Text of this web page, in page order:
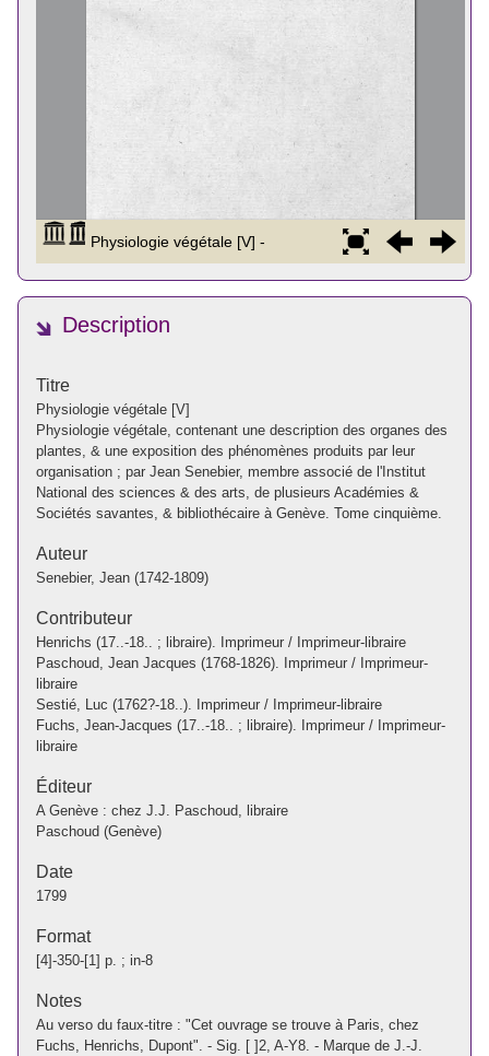
Description
Titre
Physiologie végétale [V]
Physiologie végétale, contenant une description des organes des
plantes, & une exposition des phénomènes produits par leur
organisation ; par Jean Senebier, membre associé de l'Institut
National des sciences & des arts, de plusieurs Académies &
Sociétés savantes, & bibliothécaire à Genève. Tome cinquième.
Auteur
Senebier, Jean (1742-1809)
Contributeur
Henrichs (17..-18.. ; libraire). Imprimeur / Imprimeur-libraire
Paschoud, Jean Jacques (1768-1826). Imprimeur / Imprimeur-
libraire
Sestié, Luc (1762?-18..). Imprimeur / Imprimeur-libraire
Fuchs, Jean-Jacques (17..-18.. ; libraire). Imprimeur / Imprimeur-
libraire
Éditeur
A Genève : chez J.J. Paschoud, libraire
Paschoud (Genève)
Date
1799
Format
[4]-350-[1] p. ; in-8
Notes
Au verso du faux-titre : "Cet ouvrage se trouve à Paris, chez
Fuchs, Henrichs, Dupont". - Sig. [ ]2, A-Y8. - Marque de J.-J.